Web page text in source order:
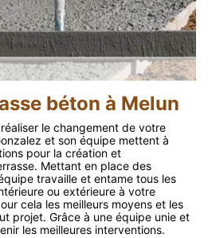
béton à Melun
le changement de votre
et son équipe mettent à
pour la création et
Mettant en place des
travaille et entame tous les
ou extérieure à votre
cela les meilleurs moyens et les
projet. Grâce à une équipe unie et
les meilleures interventions.